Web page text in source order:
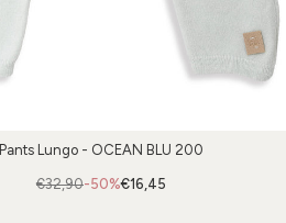
Pants Lungo - OCEAN BLU 200
-50%
€32,90 €16,45